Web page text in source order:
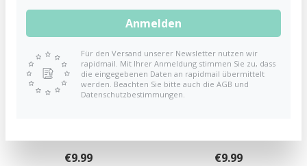
STOPPi Weaning Soother
€9.99
STOPPi Weaning Soother
€9.99
Anmelden
Für den Versand unserer Newsletter nutzen wir
rapidmail. Mit Ihrer Anmeldung stimmen Sie zu, dass
die eingegebenen Daten an rapidmail übermittelt
werden. Beachten Sie bitte auch die AGB und
Datenschutzbestimmungen.